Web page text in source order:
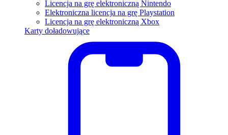
Licencja na grę elektroniczną Nintendo
Elektroniczna licencja na grę Playstation
Licencja na grę elektroniczną Xbox
Karty doładowujące